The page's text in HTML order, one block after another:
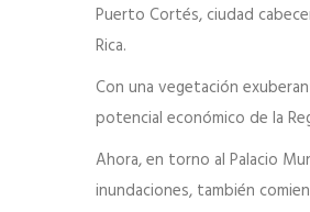
Puerto Cortés, ciudad
Rica.
Con una vegetación
potencial económico de la
Ahora, en torno al Palacio
inundaciones, también